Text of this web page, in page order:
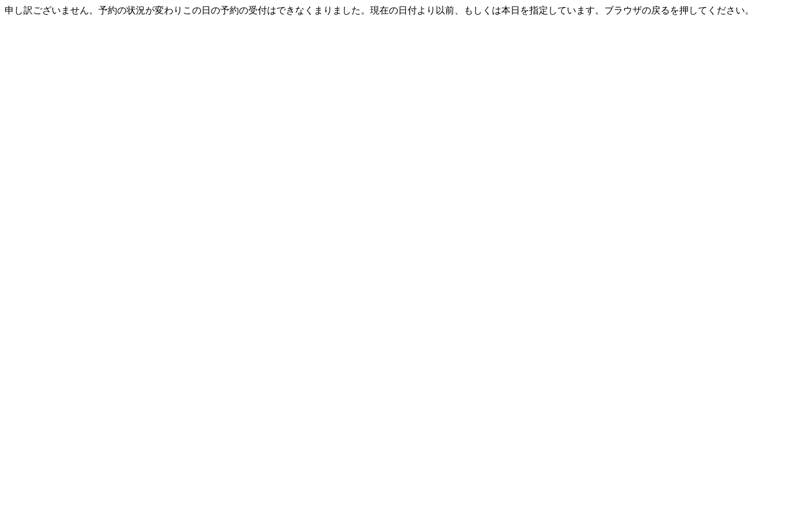
申し訳ございません。予約の状況が変わりこの日の予約の受付はできなくまりました。現在の日付より以前、もしくは本日を指定しています。ブラウザの戻るを押してください。